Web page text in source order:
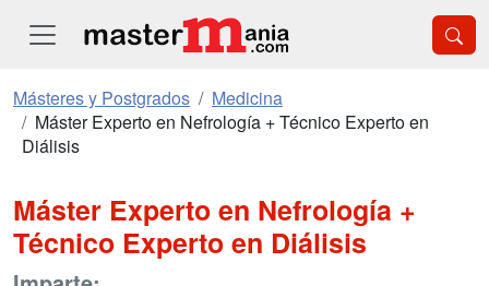
Másteres y Postgrados
Medicina
Máster Experto en Nefrología + Técnico Experto en
Diálisis
Máster Experto en Nefrología +
Técnico Experto en Diálisis